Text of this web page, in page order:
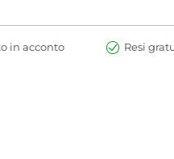
in acconto Resi